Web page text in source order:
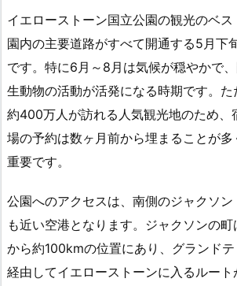
イエローストーン国立公園の観光のベ
園内の主要道路がすべて開通する5月下
です。特に6月～8月は気候が穏やかで
生動物の活動が活発になる時期です。
約400万人が訪れる人気観光地のため、
場の予約は数ヶ月前から埋まることが
重要です。
公園へのアクセスは、南側のジャクソ
も近い空港となります。ジャクソンの町
から約100kmの位置にあり、グランド
経由してイエローストーンに入るルート